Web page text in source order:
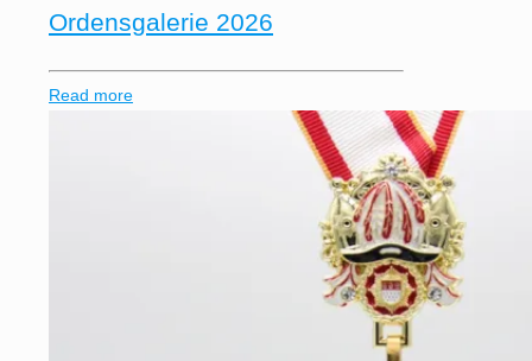
Ordensgalerie 2026
Read more